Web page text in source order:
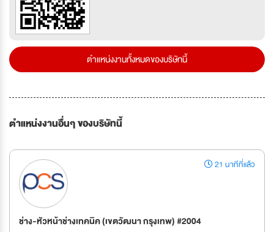
ตำแหน่งงานทั้งหมดของบริษัทนี้
ตำแหน่งงานอื่นๆ ของบริษัทนี้
21 นาทีที่แล้ว
ช่าง-หัวหน้าช่างเทคนิค (เขตวัฒนา กรุงเทพ) #2004